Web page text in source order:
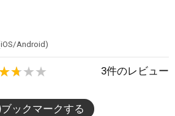
iOS/Android
3件のレビュー
ブックマークする